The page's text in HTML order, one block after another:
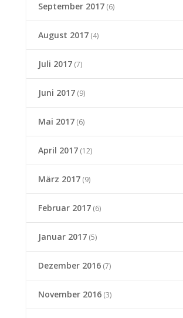
September 2017(6)
August 2017(4)
Juli 2017(7)
Juni 2017(9)
Mai 2017(6)
April 2017(12)
März 2017(9)
Februar 2017(6)
Januar 2017(5)
Dezember 2016(7)
November 2016(3)